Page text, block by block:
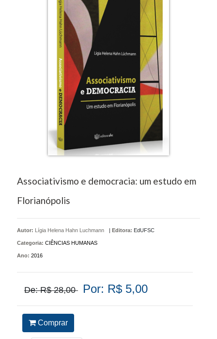
Associativismo e democracia: um estudo em
Florianópolis
Autor: Lígia Helena Hahn Luchmann | Editora: EdUFSC
Categoria: CIÊNCIAS HUMANAS
Ano: 2016
De: R$ 28,00 Por: R$ 5,00
Comprar